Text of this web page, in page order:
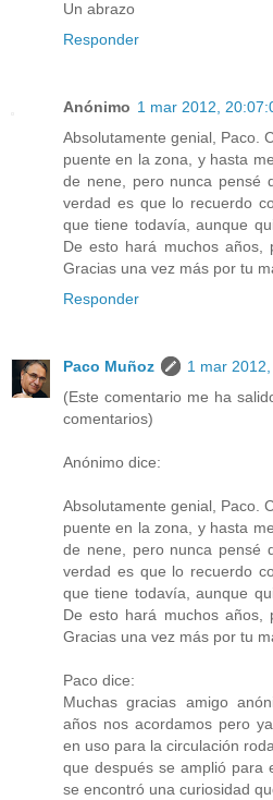
Un abrazo
Responder
Anónimo 1 mar 2012,
Absolutamente genial, Paco.
puente en la zona, y hasta
de nene, pero nunca pensé
verdad es que lo recuerdo
que tiene todavía, aunque
De esto hará muchos años,
Gracias una vez más por tu
Responder
Paco Muñoz
1 mar
(Este comentario me ha
comentarios)
Anónimo dice:
Absolutamente genial, Paco.
puente en la zona, y hasta
de nene, pero nunca pensé
verdad es que lo recuerdo
que tiene todavía, aunque
De esto hará muchos años,
Gracias una vez más por tu
Paco dice:
Muchas gracias amigo
años nos acordamos pero
en uso para la circulación
que después se amplió para
se encontró una curiosidad